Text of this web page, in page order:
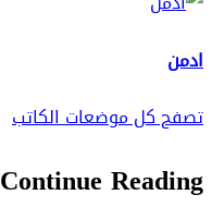
ادمن
تصفح كل موضعات الكاتب
Continue Reading